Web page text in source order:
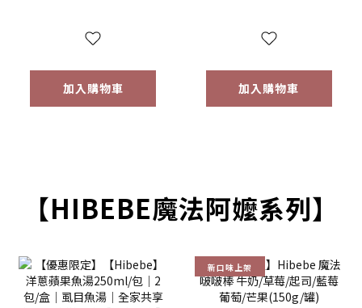
加入購物車
限定】
加入購物車
【HIBEBE魔法阿嬤系列】
新口味上架